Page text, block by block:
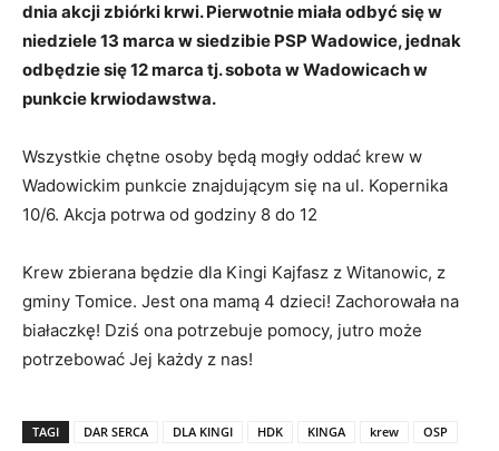
dnia akcji zbiórki krwi. Pierwotnie miała odbyć się w
niedziele 13 marca w siedzibie PSP Wadowice, jednak
odbędzie się 12 marca tj. sobota w Wadowicach w
punkcie krwiodawstwa.
Wszystkie chętne osoby będą mogły oddać krew w
Wadowickim punkcie znajdującym się na ul. Kopernika
10/6. Akcja potrwa od godziny 8 do 12
Krew zbierana będzie dla Kingi Kajfasz z Witanowic, z
gminy Tomice. Jest ona mamą 4 dzieci! Zachorowała na
białaczkę! Dziś ona potrzebuje pomocy, jutro może
potrzebować Jej każdy z nas!
TAGI DAR SERCA DLA KINGI HDK KINGA krew OSP